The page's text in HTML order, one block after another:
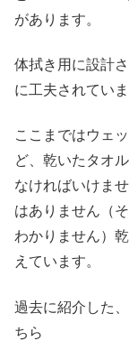
があります。
体拭き用に設計
に工夫されていま
ここまではウェ
ど、乾いたタオ
なければいけま
はありません（
わかりません）
えています。
過去に紹介した
ちら